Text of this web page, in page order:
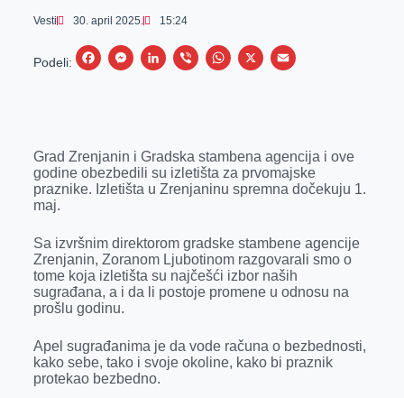
Vesti 30. april 2025. 15:24
Podeli:
F
b
o
M
e
n
e
r
L
e
d
V
r
W
s
A
X
E
l
Grad Zrenjanin i Gradska stambena agencija i ove
godine obezbedili su izletišta za prvomajske
praznike. Izletišta u Zrenjaninu spremna dočekuju 1.
maj.
Sa izvršnim direktorom gradske stambene agencije
Zrenjanin, Zoranom Ljubotinom razgovarali smo o
tome koja izletišta su najčešći izbor naših
sugrađana, a i da li postoje promene u odnosu na
prošlu godinu.
Apel sugrađanima je da vode računa o bezbednosti,
kako sebe, tako i svoje okoline, kako bi praznik
protekao bezbedno.